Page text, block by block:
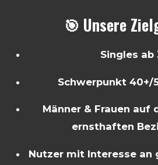
🎯 Unsere
Singles ab
Schwerpunkt 40+/
Männer & Frauen auf
ernsthaften
Nutzer mit Interesse an